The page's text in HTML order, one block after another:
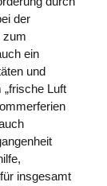
der
zum
ein
und
Luft
insgesamt